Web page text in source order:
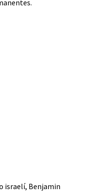
israelí, Benjamin